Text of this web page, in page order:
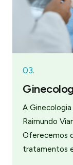
03.
A
Raimundo
Oferecemos
tratamentos